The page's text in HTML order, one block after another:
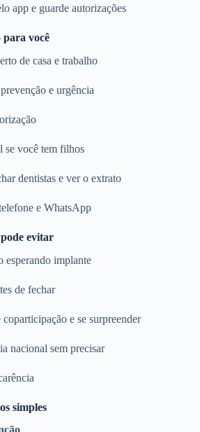
app e guarde autorizações
para você
de casa e trabalho
e urgência
se você tem filhos
dentistas e ver o extrato
e WhatsApp
evitar
esperando implante
de fechar
coparticipação e se surpreender
nacional sem precisar
simples